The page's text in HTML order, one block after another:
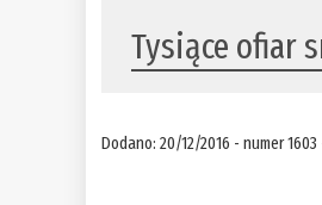
Tysiące ofiar
Dodano: 20/12/2016 - numer 1603